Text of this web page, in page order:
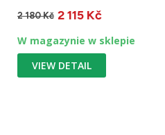
węgla....
2 180 Kč 2 115 Kč
W magazynie w sklepie
VIEW DETAIL